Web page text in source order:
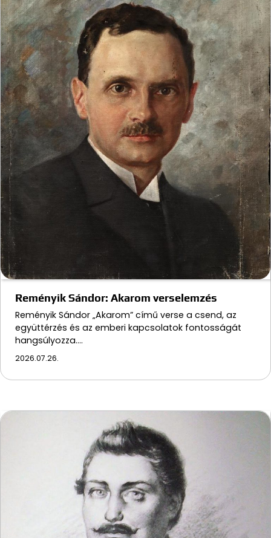
Reményik Sándor: Akarom verselemzés
Reményik Sándor „Akarom” című verse a csend, az
együttérzés és az emberi kapcsolatok fontosságát
hangsúlyozza.…
2026.07.26.